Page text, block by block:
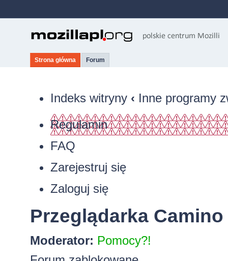
Strona główna Forum
Indeks witryny ‹ Inne programy
Regulamin
FAQ
Zarejestruj się
Zaloguj się
Przeglądarka Camino
Moderator: Pomocy?!